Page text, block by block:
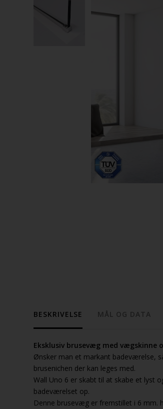
BESKRIVELSE MÅL OG DATA
Eksklusiv brusevæg med vægskinne
Ønsker man et markant badeværelse,
brusenichen der kan leges med.
Wall Uno 6 er skabt til at skabe et lyst
badeværelset op.
Denne brusevæg er fremstillet i 6 mm.